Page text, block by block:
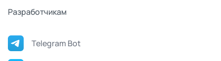
Разработчикам
Telegram Bot